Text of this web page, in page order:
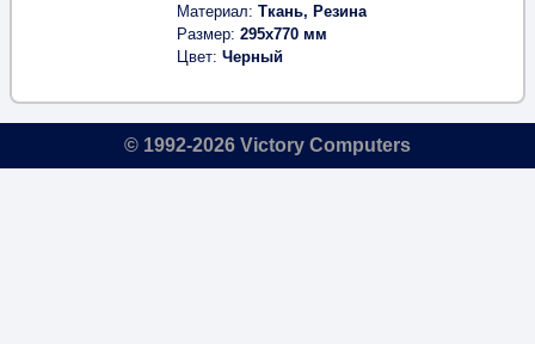
Материал Ткань, Резина
Размер 295x770 мм
Цвет Черный
© 1992-2026 Victory Computers